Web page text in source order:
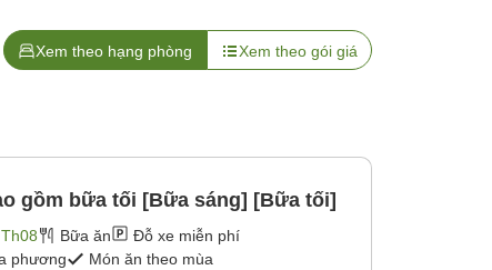
Xem theo hạng phòng Xem theo gói giá
gồm bữa tối [Bữa sáng] [Bữa tối]
Bữa ăn
Đỗ xe miễn phí
phương
Món ăn theo mùa